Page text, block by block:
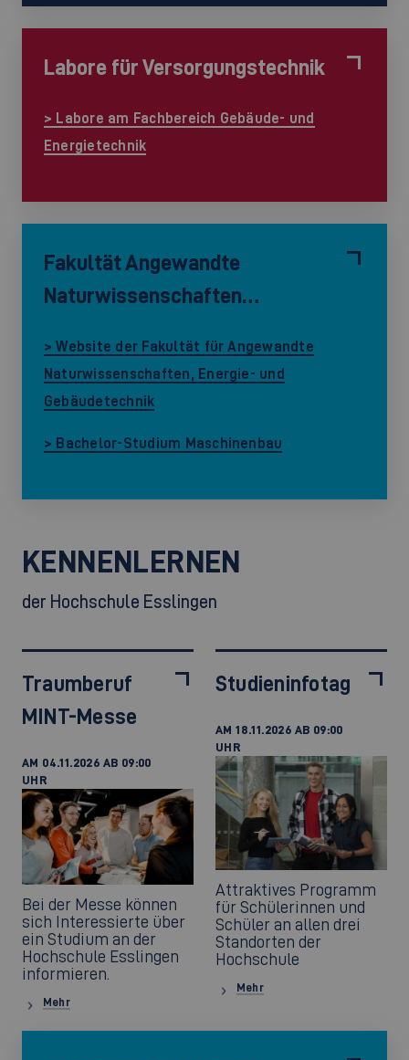
Labore für Versorgungstechnik
> Labore am Fachbereich Gebäude- und
Energietechnik
Fakultät Angewandte
Naturwissenschaften…
> Website der Fakultät für Angewandte
Naturwissenschaften, Energie- und
Gebäudetechnik
> Bachelor-Studium Maschinenbau
KENNENLERNEN
der Hochschule Esslingen
Traumberuf
MINT-Messe
AM 04.11.2026 AB 09:00
UHR
Bei der Messe können
sich Interessierte über
ein Studium an der
Hochschule Esslingen
informieren.
Mehr
Studieninfotag
AM 18.11.2026 AB 09:00
UHR
Attraktives Programm
für Schülerinnen und
Schüler an allen drei
Standorten der
Hochschule
Mehr